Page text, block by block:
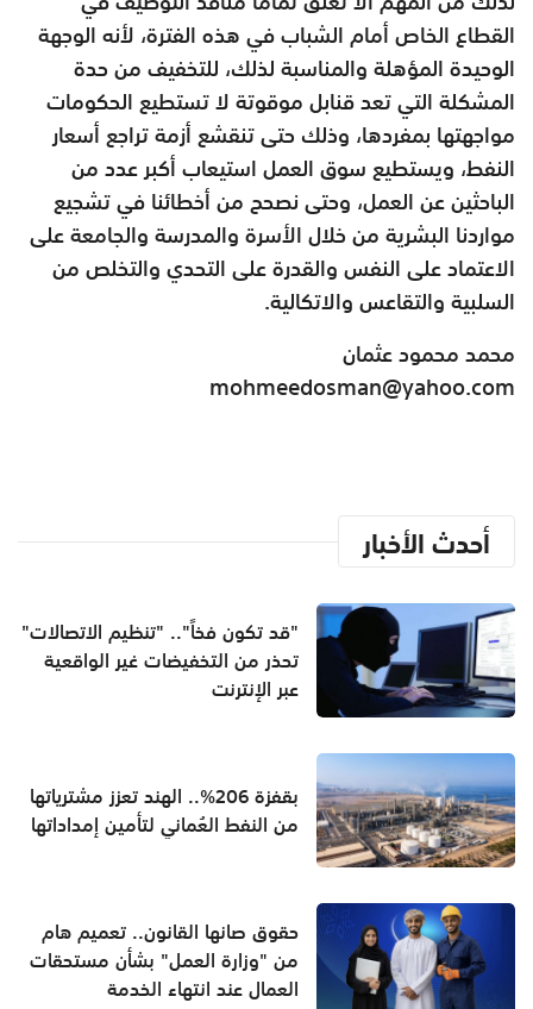
القطاع الخاص أمام الشباب في هذه الفترة، لأنه الوجهة
الوحيدة المؤهلة والمناسبة لذلك، للتخفيف من حدة
المشكلة التي تعد قنابل موقوتة لا تستطيع الحكومات
مواجهتها بمفردها، وذلك حتى تنقشع أزمة تراجع أسعار
النفط، ويستطيع سوق العمل استيعاب أكبر عدد من
الباحثين عن العمل، وحتى نصحح من أخطائنا في تشجيع
مواردنا البشرية من خلال الأسرة والمدرسة والجامعة على
الاعتماد على النفس والقدرة على التحدي والتخلص من
السلبية والتقاعس والاتكالية.
محمد محمود عثمان
mohmeedosman@yahoo.com
أحدث الأخبار
"قد تكون فخاً".. "تنظيم الاتصالات"
تحذر من التخفيضات غير الواقعية
عبر الإنترنت
بقفزة 206%.. الهند تعزز مشترياتها
من النفط العُماني لتأمين إمداداتها
حقوق صانها القانون.. تعميم هام
من "وزارة العمل" بشأن مستحقات
العمال عند انتهاء الخدمة